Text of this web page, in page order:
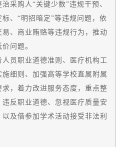
采购人“关键少数”违规干预、
、“明招暗定”等违规问题，依
、商业贿赂等违规行为，推动
问题。
员职业道德准则、医疗机构工
细则、加强高等学校直属附属
，着力改进服务态度，重点整
反职业道德、忽视医疗质量安
及借参加学术活动接受非法利